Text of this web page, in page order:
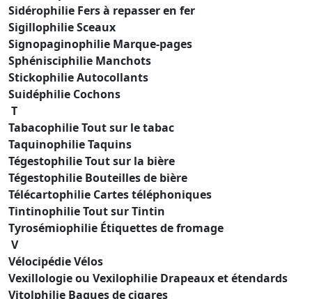
Sidérophilie Fers à repasser en fer
Sigillophilie Sceaux
Signopaginophilie Marque-pages
Sphénisciphilie Manchots
Stickophilie Autocollants
Suidéphilie Cochons
T
Tabacophilie Tout sur le tabac
Taquinophilie Taquins
Tégestophilie Tout sur la bière
Tégestophilie Bouteilles de bière
Télécartophilie Cartes téléphoniques
Tintinophilie Tout sur Tintin
Tyrosémiophilie Étiquettes de fromage
V
Vélocipédie Vélos
Vexillologie ou Vexilophilie Drapeaux et étendards
Vitolphilie Bagues de cigares